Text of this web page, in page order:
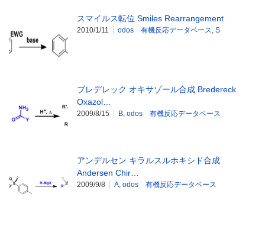
スマイルス転位 Smiles Rearrangement
2010/1/11 odos 有機反応データベース, S
ブレデレック オキサゾール合成 Bredereck
Oxazol…
2009/8/15 B, odos 有機反応データベース
アンデルセン キラルスルホキシド合成
Andersen Chir…
2009/9/8 A, odos 有機反応データベース